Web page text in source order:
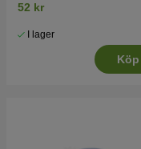
52 kr
I lager
Köp